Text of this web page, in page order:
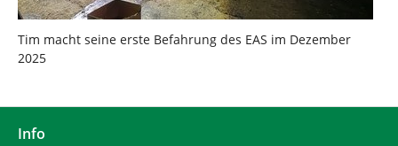
Tim macht seine erste Befahrung des EAS im Dezember
2025
Info